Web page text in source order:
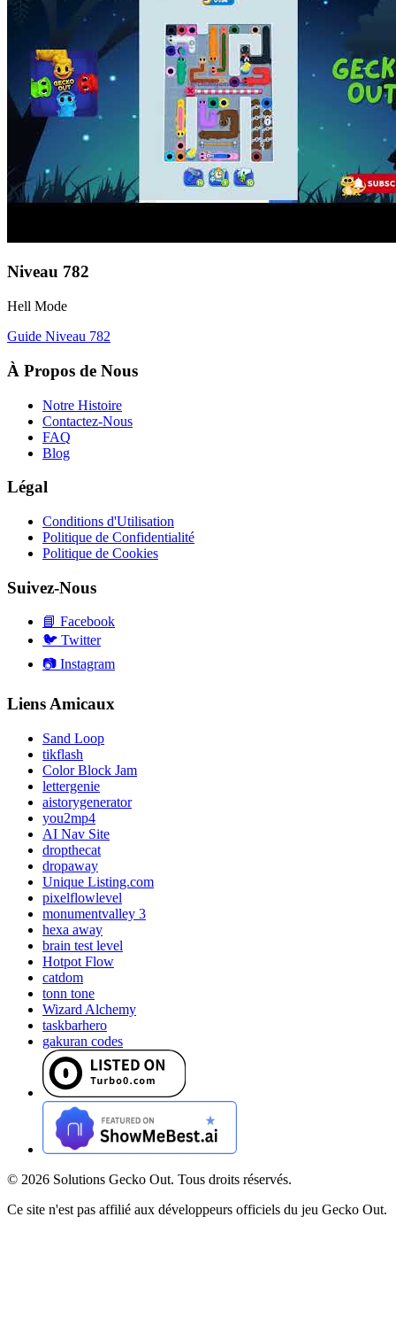
Niveau 782
Hell Mode
Guide Niveau 782
À Propos de Nous
Notre Histoire
Contactez-Nous
FAQ
Blog
Légal
Conditions d'Utilisation
Politique de Confidentialité
Politique de Cookies
Suivez-Nous
📘 Facebook
🐦 Twitter
📷 Instagram
Liens Amicaux
Sand Loop
tikflash
Color Block Jam
lettergenie
aistorygenerator
you2mp4
AI Nav Site
dropthecat
dropaway
Unique Listing.com
pixelflowlevel
monumentvalley 3
hexa away
brain test level
Hotpot Flow
catdom
tonn tone
Wizard Alchemy
taskbarhero
gakuran codes
© 2026 Solutions Gecko Out. Tous droits réservés.
Ce site n'est pas affilié aux développeurs officiels du jeu Gecko Out.